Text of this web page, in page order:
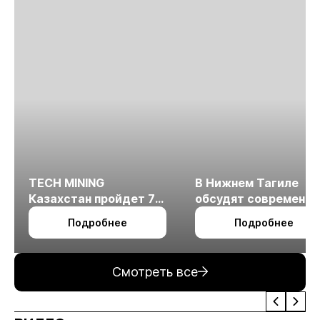
TECH MINING
Казахстан пройдет 7
октября в Алматы
Подробнее
В Нижнем Тагиле
обсудят
технологии
измельчения
Подробнее
Смотреть все